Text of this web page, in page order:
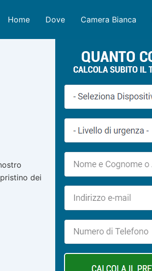
Home Dove Camera Bianca
dei